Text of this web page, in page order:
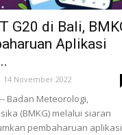
G20 di Bali,
Aplikasi
14 November 2022
Badan Meteorologi,
(BMKG) melalui siaran
pembaharuan aplikasi